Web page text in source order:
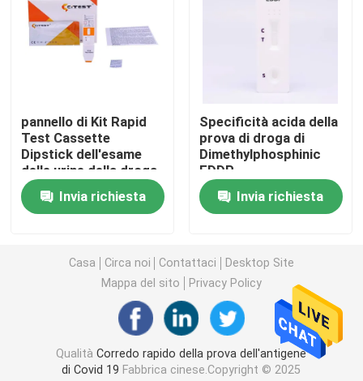
Corredo della prova della salute delle donne
Corredo della prova della malattia infettiva
Prova rapida del marcatore tumorale
Corredo cardiaco della prova dell'indicatore
Prova rapida di salute
Prova di dosagggio immunologico di fluorescenza
pannello di Kit Rapid
Test Cassette
Dipstick dell'esame
delle urine della droga
del cannabinolo CNB di
40T 50TInvia richiesta
Specificità acida della
prova di droga di
Dimethylphosphinic
EDDP
dell'etilenediammina
99,4% Invia richiesta
Casa Circa noi Contattaci
Desktop Site
Mappa del sito
Privacy Policy
QualitàCorredo rapido della prova dell'antigene
di Covid 19 Fabbrica cinese.Copyright © 2025